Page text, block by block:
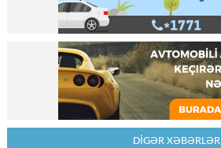
DİGƏR XƏBƏRLƏR